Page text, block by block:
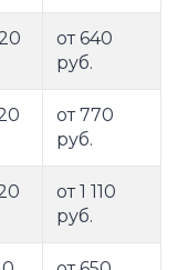
от 640
руб.
от 770
руб.
от 1 110
руб.